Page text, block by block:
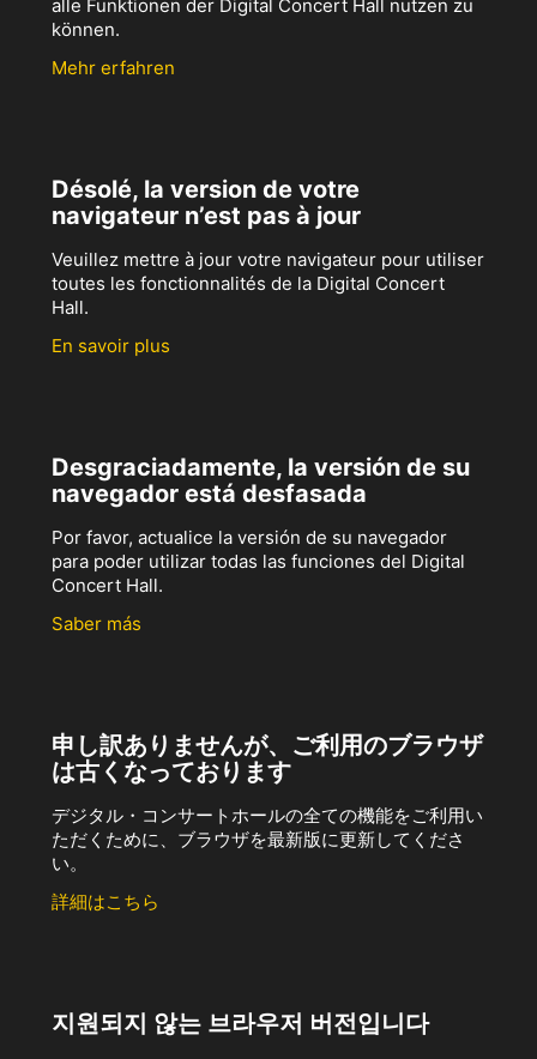
alle Funktionen der Digital Concert Hall nutzen zu
können.
Mehr erfahren
Désolé, la version de votre
navigateur n’est pas à jour
Veuillez mettre à jour votre navigateur pour utiliser
toutes les fonctionnalités de la Digital Concert
Hall.
En savoir plus
Desgraciadamente, la versión de su
navegador está desfasada
Por favor, actualice la versión de su navegador
para poder utilizar todas las funciones del Digital
Concert Hall.
Saber más
申し訳ありませんが、ご利用のブラウザ
は古くなっております
デジタル・コンサートホールの全ての機能をご利用い
ただくために、ブラウザを最新版に更新してくださ
い。
詳細はこちら
지원되지 않는 브라우저 버전입니다